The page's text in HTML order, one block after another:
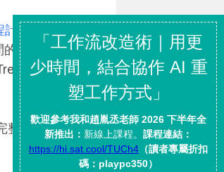
畫使用技巧
的方法：「請
來排程
整需求的工作